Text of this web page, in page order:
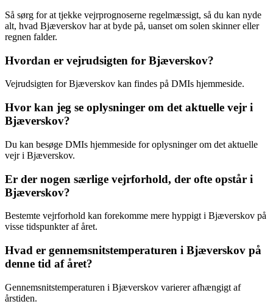
Så sørg for at tjekke vejrprognoserne regelmæssigt, så du kan nyde
alt, hvad Bjæverskov har at byde på, uanset om solen skinner eller
regnen falder.
Hvordan er vejrudsigten for Bjæverskov?
Vejrudsigten for Bjæverskov kan findes på DMIs hjemmeside.
Hvor kan jeg se oplysninger om det aktuelle vejr i
Bjæverskov?
Du kan besøge DMIs hjemmeside for oplysninger om det aktuelle
vejr i Bjæverskov.
Er der nogen særlige vejrforhold, der ofte opstår i
Bjæverskov?
Bestemte vejrforhold kan forekomme mere hyppigt i Bjæverskov på
visse tidspunkter af året.
Hvad er gennemsnitstemperaturen i Bjæverskov på
denne tid af året?
Gennemsnitstemperaturen i Bjæverskov varierer afhængigt af
årstiden.